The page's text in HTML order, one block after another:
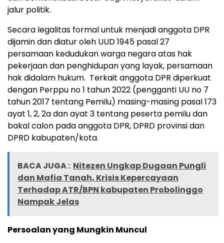
jalur politik.
Secara legalitas formal untuk menjadi anggota DPR
dijamin dan diatur oleh UUD 1945 pasal 27
persamaan kedudukan warga negara atas hak
pekerjaan dan penghidupan yang layak, persamaan
hak didalam hukum. Terkait anggota DPR diperkuat
dengan Perppu no 1 tahun 2022 (pengganti UU no 7
tahun 2017 tentang Pemilu) masing-masing pasal 173
ayat 1, 2, 2a dan ayat 3 tentang peserta pemilu dan
bakal calon pada anggota DPR, DPRD provinsi dan
DPRD kabupaten/kota.
BACA JUGA : Nitezen Ungkap Dugaan Pungli
dan Mafia Tanah, Krisis Kepercayaan
Terhadap ATR/BPN kabupaten Probolinggo
Nampak Jelas
Persoalan yang Mungkin Muncul